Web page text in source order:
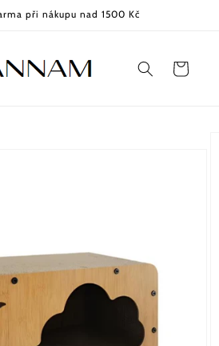
při nákupu nad 1500 Kč
Košík